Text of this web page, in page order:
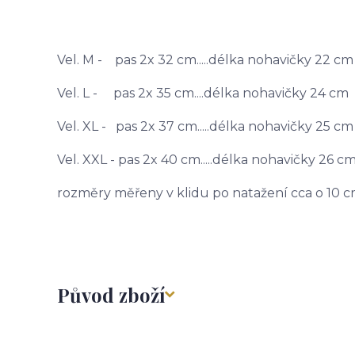
Vel. M - pas 2x 32 cm.....délka nohavičky 22 cm
Vel. L - pas 2x 35 cm....délka nohavičky 24 cm
Vel. XL - pas 2x 37 cm.....délka nohavičky 25 cm
Vel. XXL - pas 2x 40 cm.....délka nohavičky 26 cm
rozměry měřeny v klidu po natažení cca o 10
Původ zboží